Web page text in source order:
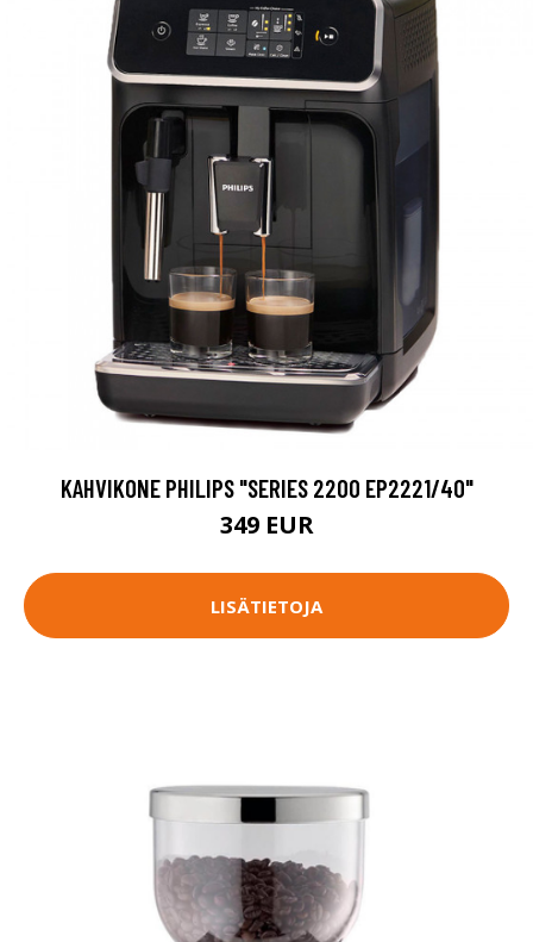
KAHVIKONE PHILIPS "SERIES 2200 EP2221/40"
349 EUR
LISÄTIETOJA